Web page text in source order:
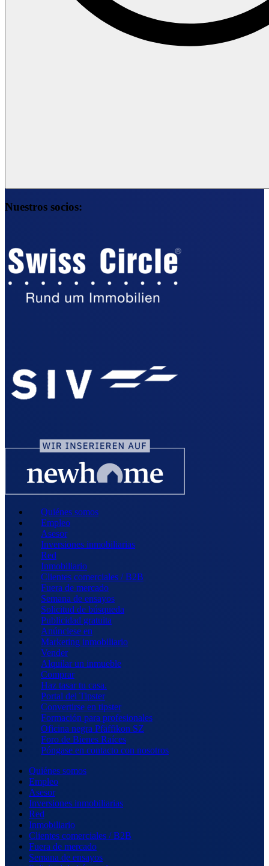
Nuestros socios:
Quiénes somos
Empleo
Asesor
Inversiones inmobiliarias
Red
Inmobiliario
Clientes comerciales / B2B
Fuera de mercado
Semana de ensayos
Solicitud de búsqueda
Publicidad gratuita
Anúnciese en
Marketing inmobiliario
Vender
Alquilar un inmueble
Comprar
Haz tasar tu casa.
Portal del Tipster
Convertirse en tipster
Formación para profesionales
Oficina negra Pfäffikon SZ
Foro de Bienes Raíces
Póngase en contacto con nosotros
Quiénes somos
Empleo
Asesor
Inversiones inmobiliarias
Red
Inmobiliario
Clientes comerciales / B2B
Fuera de mercado
Semana de ensayos